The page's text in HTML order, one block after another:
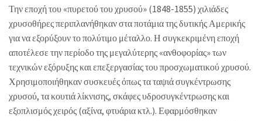
Την εποχή του «πυρετού του χρυσού» (1848-1855) χιλιάδες
χρυσοθήρες περιπλανήθηκαν στα ποτάμια της δυτικής Αμερικής
για να εξορύξουν το πολύτιμο μέταλλο. Η συγκεκριμένη εποχή
αποτέλεσε την περίοδο της μεγαλύτερης «ανθοφορίας» των
τεχνικών εξόρυξης και επεξεργασίας του προσχωματικού χρυσού.
Χρησιμοποιήθηκαν συσκευές όπως τα ταψιά συγκέντρωσης
χρυσού, τα κουτιά λίκνισης, σκάφες υδροσυγκέντρωσης και
εξοπλισμός χειρός (αξίνα, φτυάρια κτλ.). Εφαρμόσθηκαν